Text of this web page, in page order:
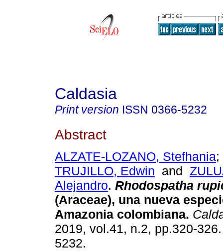
Caldasia
Print version ISSN 0366-5232
Abstract
ALZATE-LOZANO, Stefhania;
TRUJILLO, Edwin and
Alejandro. Rhodospatha
(Araceae), una nueva
Amazonia colombiana.
2019, vol.41, n.2, pp.320-
5232.